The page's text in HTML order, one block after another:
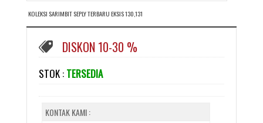
KOLEKSI SARIMBIT SEPLY TERBARU EKSIS 130,131
DISKON 10-30 %
STOK : TERSEDIA
KONTAK KAMI :